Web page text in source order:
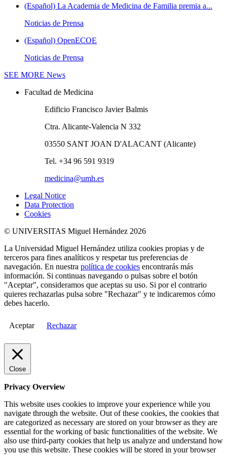
(Español) La Academia de Medicina de Familia premia a...
Noticias de Prensa
(Español) OpenECOE
Noticias de Prensa
SEE MORE News
Facultad de Medicina
Edificio Francisco Javier Balmis
Ctra. Alicante-Valencia N 332
03550 SANT JOAN D'ALACANT (Alicante)
Tel. +34 96 591 9319
medicina@umh.es
Legal Notice
Data Protection
Cookies
© UNIVERSITAS Miguel Hernández 2026
La Universidad Miguel Hernández utiliza cookies propias y de
terceros para fines analíticos y respetar tus preferencias de
navegación. En nuestra política de cookies encontrarás más
información. Si continuas navegando o pulsas sobre el botón
"Aceptar", consideramos que aceptas su uso. Si por el contrario
quieres rechazarlas pulsa sobre "Rechazar" y te indicaremos cómo
debes hacerlo.
Aceptar Rechazar
Close
Privacy Overview
This website uses cookies to improve your experience while you
navigate through the website. Out of these cookies, the cookies that
are categorized as necessary are stored on your browser as they are
essential for the working of basic functionalities of the website. We
also use third-party cookies that help us analyze and understand how
you use this website. These cookies will be stored in your browser